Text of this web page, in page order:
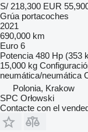
S/ 218,300 EUR
Grúa portacoches
2021
690,000 km
Euro 6
Potencia 480 Hp (353
15,000 kg
neumática/neumática
Polonia, Krakow
SPC Orłowski
Contacte con el